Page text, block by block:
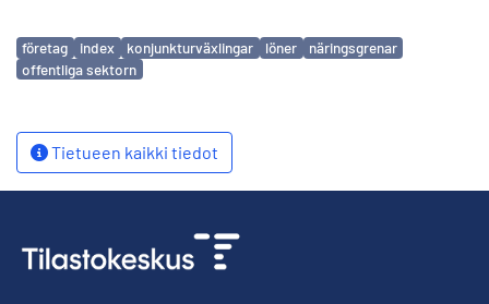
Avainsanat
företag index konjunkturväxlingar löner
näringsgrenar
offentliga sektorn
Tietueen kaikki tiedot